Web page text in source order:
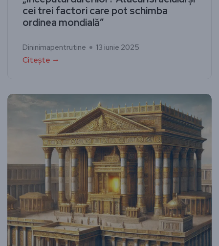
cei trei factori care pot schimba
ordinea mondială”
Dininimapentrutine 13 iunie 2025
Citește